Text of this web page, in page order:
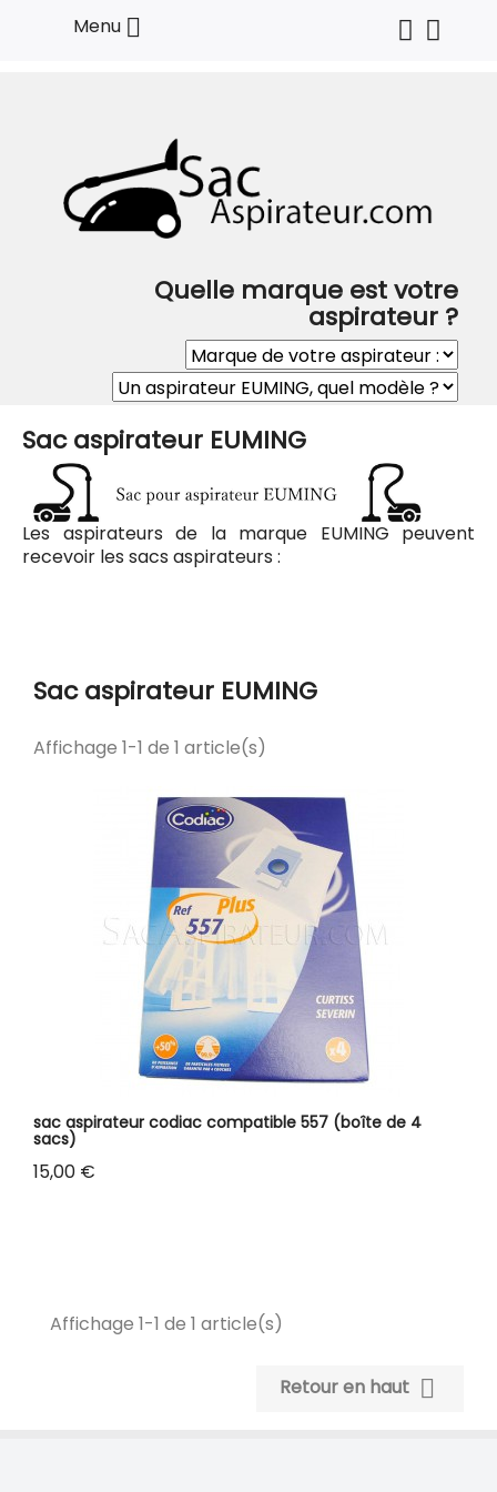
Menu 
Quelle marque est votre
aspirateur ?
Sac aspirateur EUMING
Les aspirateurs de la marque EUMING peuvent
recevoir les sacs aspirateurs :
Sac aspirateur EUMING
Affichage 1-1 de 1 article(s)
sac aspirateur codiac compatible 557 (boîte de 4
sacs)
Prix
15,00 €
Affichage 1-1 de 1 article(s)
Retour en haut 